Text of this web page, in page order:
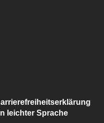
leichter Sprache